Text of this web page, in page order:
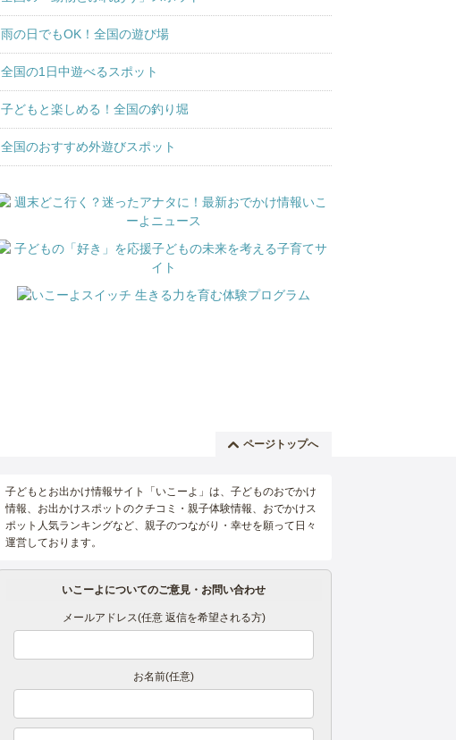
雨の日でもOK！全国の遊び場
全国の1日中遊べるスポット
子どもと楽しめる！全国の釣り堀
全国のおすすめ外遊びスポット
ページトップへ
子どもとお出かけ情報サイト「いこーよ」は、子どものおでかけ
情報、お出かけスポットのクチコミ・親子体験情報、おでかけス
ポット人気ランキングなど、親子のつながり・幸せを願って日々
運営しております。
いこーよについてのご意見・お問い合わせ
メールアドレス(任意 返信を希望される方)
お名前(任意)